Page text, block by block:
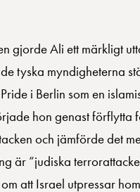
gjorde Ali ett märkligt
tyska myndigheterna
i Berlin som en
hon genast förflytta
och jämförde det
är ”judiska
att Israel utpressar